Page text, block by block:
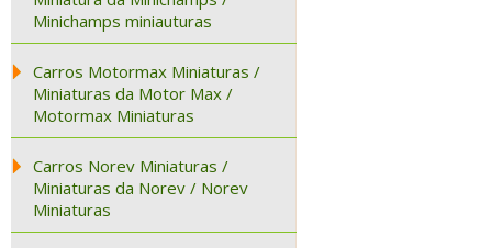
Minichamps miniauturas
Carros Motormax Miniaturas /
Miniaturas da Motor Max /
Motormax Miniaturas
Carros Norev Miniaturas /
Miniaturas da Norev / Norev
Miniaturas